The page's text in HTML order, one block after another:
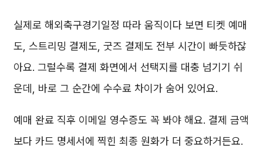
실제로 해외축구경기일정 따라 움직이다 보면 티켓 예매
도, 스트리밍 결제도, 굿즈 결제도 전부 시간이 빠듯하잖
아요. 그럴수록 결제 화면에서 선택지를 대충 넘기기 쉬
운데, 바로 그 순간에 수수료 차이가 숨어 있어요.
예매 완료 직후 이메일 영수증도 꼭 봐야 해요. 결제 금액
보다 카드 명세서에 찍힌 최종 원화가 더 중요하거든요.